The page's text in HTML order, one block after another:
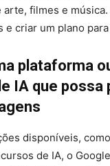
filmes e
e criar um plano
plataforma
IA que possa
disponíveis,
de IA, o